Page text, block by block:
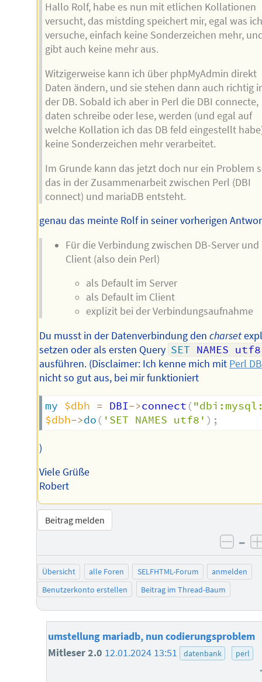
Hallo Rolf, habe es nun mit etlichen Kollationen
versucht, das mistding speichert mir, egal was ich
versuche, einfach keine Sonderzeichen mehr,
gibt auch keine mehr aus.
Witzigerweise kann ich über phpMyAdmin direkt
Daten ändern, und sie stehen dann auch richtig
der DB. Sobald ich aber in Perl die DBI connecte,
daten schreibe oder lese, werden (und egal auf
welche Kollation ich das DB feld eingestellt
keine Sonderzeichen mehr verarbeitet.
Im Grunde kann das jetzt doch nur ein Problem
das in der Zusammenarbeit zwischen Perl (DBI
connect) und mariaDB entsteht.
genau das meinte Rolf in seiner vorherigen
Für die Verbindung zwischen DB-Server und
Client (also dein Perl)
als Default im Server
als Default im Client
explizit bei der Verbindungsaufnahme
Du musst in der Datenverbindung dencharset
setzen oder als ersten Query SET NAMES utf8
ausführen. (Disclaimer: Ich kenne mich mit Perl
nicht so gut aus, bei mir funktioniert
my $dbh = DBI->connect (
$dbh->do ( 'SET NAMES utf8' ) ;
)
Viele Grüße
Robert
Beitrag melden
–
Übersicht alle Foren SELFHTML-Forum
anmelden
Benutzerkonto erstellen
Beitrag im Thread-Baum
umstellung mariadb, nun codierungsproblem
Mitleser 2.0 12.01.2024 13:51 datenbank perl